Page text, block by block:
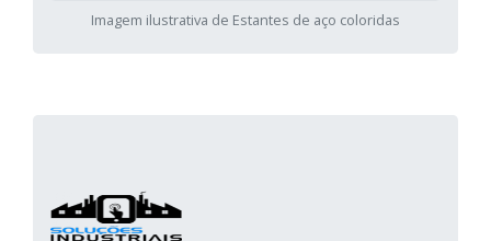
Imagem ilustrativa de Estantes de aço coloridas